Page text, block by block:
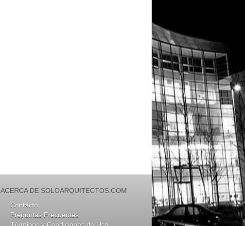
ACERCA DE SOLOARQUITECTOS.COM
Contacto
Preguntas Frecuentes